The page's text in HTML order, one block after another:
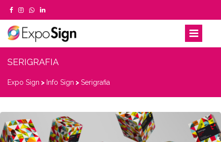
SERIGRAFIA
Expo Sign > Info Sign > Serigrafia